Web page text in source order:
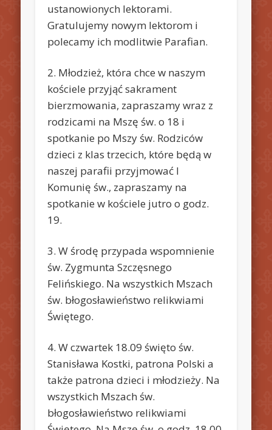
ustanowionych lektorami.
Gratulujemy nowym lektorom i
polecamy ich modlitwie Parafian.
2. Młodzież, która chce w naszym
kościele przyjąć sakrament
bierzmowania, zapraszamy wraz z
rodzicami na Mszę św. o 18 i
spotkanie po Mszy św. Rodziców
dzieci z klas trzecich, które będą w
naszej parafii przyjmować I
Komunię św., zapraszamy na
spotkanie w kościele jutro o godz.
19.
3. W środę przypada wspomnienie
św. Zygmunta Szczęsnego
Felińskiego. Na wszystkich Mszach
św. błogosławieństwo relikwiami
Świętego.
4. W czwartek 18.09 święto św.
Stanisława Kostki, patrona Polski a
także patrona dzieci i młodzieży. Na
wszystkich Mszach św.
błogosławieństwo relikwiami